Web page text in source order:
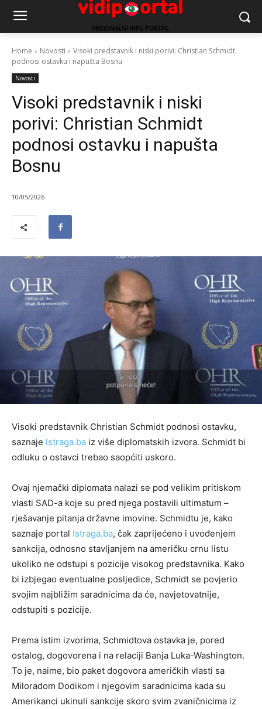
Home Novosti
Visoki predstavnik i niski porivi: Christian Schmidt
podnosi ostavku i napušta Bosnu
Novosti
Visoki predstavnik i niski
porivi: Christian Schmidt
podnosi ostavku i napušta
Bosnu
10/05/2026
Visoki predstavnik Christian Schmidt podnosi ostavku,
saznaje Istraga.ba iz više diplomatskih izvora. Schmidt bi
odluku o ostavci trebao saopćiti uskoro.
Ovaj njemački diplomata nalazi se pod velikim pritiskom
vlasti SAD-a koje su pred njega postavili ultimatum –
rješavanje pitanja državne imovine. Schmidtu je, kako
saznaje portal Istraga.ba, čak zaprijećeno i uvođenjem
sankcija, odnosno stavljanjem na američku crnu listu
ukoliko ne odstupi s pozicije visokog predstavnika. Kako
bi izbjegao eventualne posljedice, Schmidt se povjerio
svojim najbližim saradnicima da će, navjetovatnije,
odstupiti s pozicije.
Prema istim izvorima, Schmidtova ostavka je, pored
ostalog, dogovorena i na relaciji Banja Luka-Washington.
To je, naime, bio paket dogovora američkih vlasti sa
Miloradom Dodikom i njegovim saradnicima kada su
Amerikanci ukinuli sankcije skoro svim zvaničnicima iz